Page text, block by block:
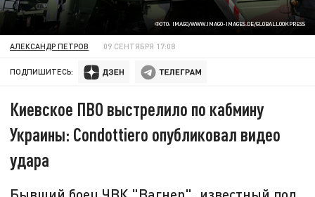
ФОТО: IMAGO/WWW.IMAGO-IMAGES.DE/GLOBALLOOKPRESS
АЛЕКСАНДР ПЕТРОВ 09 СЕНТЯБРЯ 17:08
ПОДПИШИТЕСЬ:
Киевское ПВО выстрелило по кабмину
Украины: Condottiero опубликовал видео
удара
Бывший боец ЧВК "Вагнер", известный под